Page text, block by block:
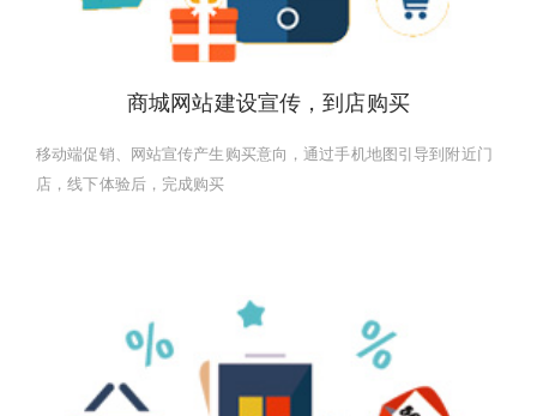
商城网站建设宣传，到店购买
移动端促销、网站宣传产生购买意向，通过手机地图引导到附近门
店，线下体验后，完成购买